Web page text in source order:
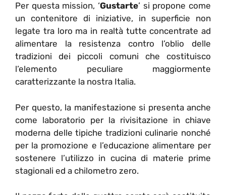
Per questa mission, ‘Gustarte’ si propone come
un contenitore di iniziative, in superficie non
legate tra loro ma in realtà tutte concentrate ad
alimentare la resistenza contro l’oblio delle
tradizioni dei piccoli comuni che costituisco
l’elemento peculiare maggiormente
caratterizzante la nostra Italia.
Per questo, la manifestazione si presenta anche
come laboratorio per la rivisitazione in chiave
moderna delle tipiche tradizioni culinarie nonché
per la promozione e l’educazione alimentare per
sostenere l’utilizzo in cucina di materie prime
stagionali ed a chilometro zero.